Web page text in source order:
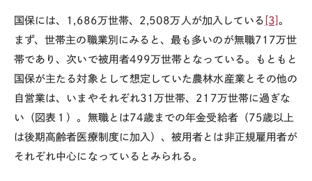
国保には、 1,686万世帯、 2,508万人が加入している [3] 。
まず、世帯主の職業別にみると、最も多いのが無職717万世
帯であり、次いで被用者499万世帯となっている。もともと
国保が主たる対象として想定していた農林水産業とその他の
自営業は、いまやそれぞれ31万世帯、 217万世帯に過ぎな
い（図表１）。無職とは74歳までの年金受給者（75歳以上
は後期高齢者医療制度に加入）、被用者とは非正規雇用者が
それぞれ中心になっているとみられる。